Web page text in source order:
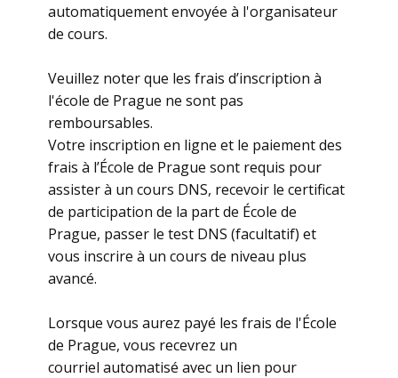
automatiquement envoyée à l'organisateur
de cours.
Veuillez noter que les frais d’inscription à
l'école de Prague ne sont pas
remboursables.
Votre inscription en ligne et le paiement des
frais à l’École de Prague sont requis pour
assister à un cours DNS, recevoir le certificat
de participation de la part de École de
Prague, passer le test DNS (facultatif) et
vous inscrire à un cours de niveau plus
avancé.
Lorsque vous aurez payé les frais de l'École
de Prague, vous recevrez un
courriel automatisé avec un lien pour